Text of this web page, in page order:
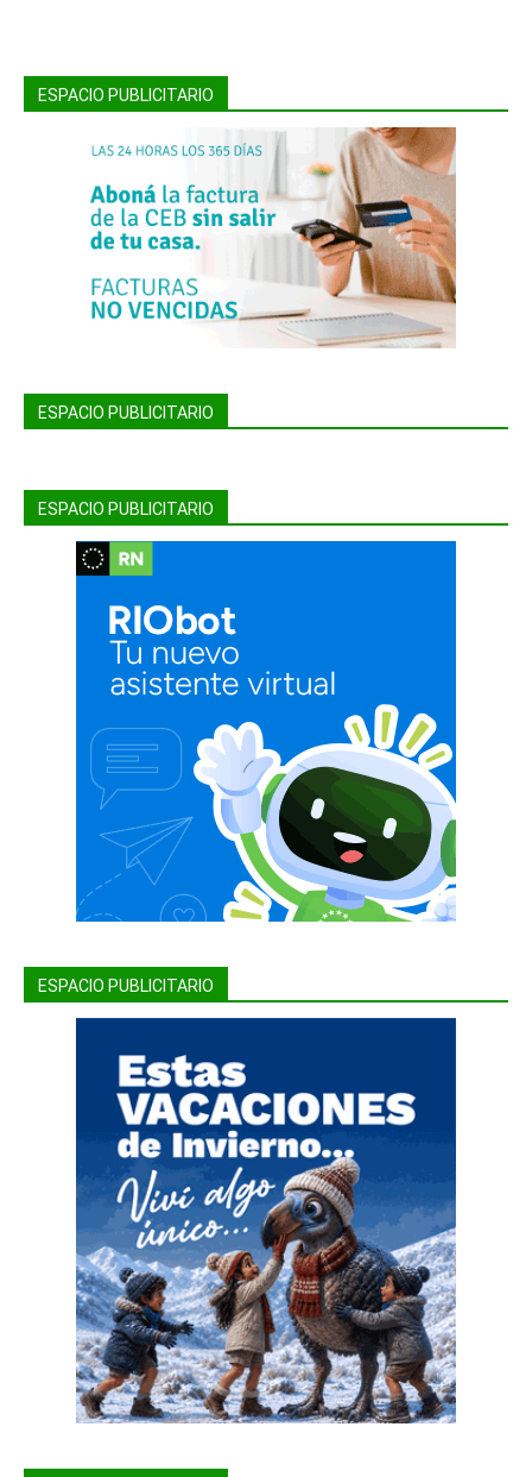
ESPACIO PUBLICITARIO
ESPACIO PUBLICITARIO
ESPACIO PUBLICITARIO
ESPACIO PUBLICITARIO